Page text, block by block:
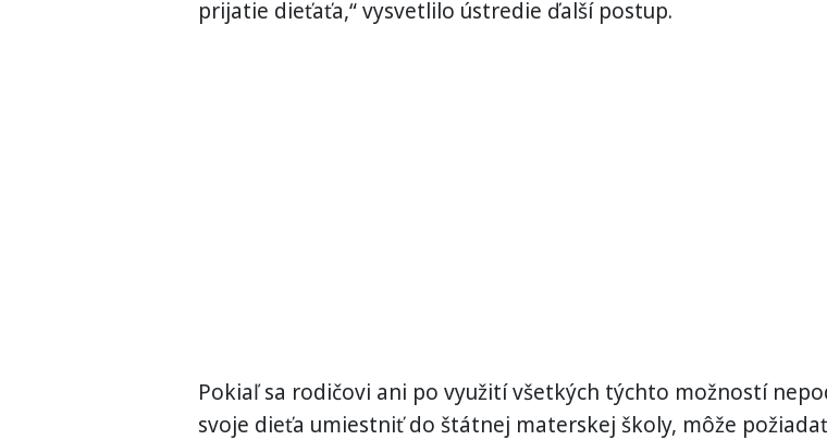
prijatie dieťaťa,“ vysvetlilo ústredie ďalší postup.
Pokiaľ sa rodičovi ani po využití všetkých týchto možností
svoje dieťa umiestniť do štátnej materskej školy, môže